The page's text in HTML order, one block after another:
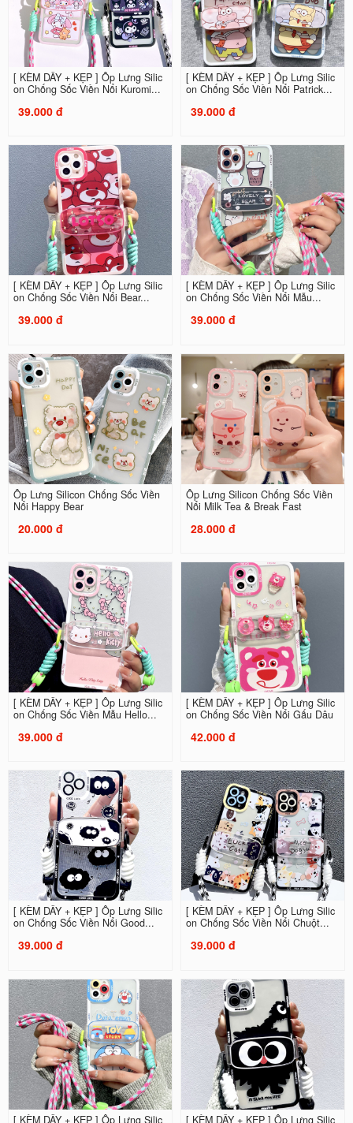
[ KÈM DÂY + KẸP ] Ốp Lưng Silic
on Chống Sốc Viền Nổi Kuromi...
39.000 đ
[ KÈM DÂY + KẸP ] Ốp Lưng Silic
on Chống Sốc Viền Nổi Patrick...
39.000 đ
[ KÈM DÂY + KẸP ] Ốp Lưng Silic
on Chống Sốc Viền Nổi Bear...
39.000 đ
[ KÈM DÂY + KẸP ] Ốp Lưng Silic
on Chống Sốc Viền Nổi Mẫu...
39.000 đ
Ốp Lưng Silicon Chống Sốc Viền
Nổi Happy Bear
20.000 đ
Ốp Lưng Silicon Chống Sốc Viền
Nổi Milk Tea & Break Fast
28.000 đ
[ KÈM DÂY + KẸP ] Ốp Lưng Silic
on Chống Sốc Viền Mẫu Hello...
39.000 đ
[ KÈM DÂY + KẸP ] Ốp Lưng Silic
on Chống Sốc Viền Nổi Gấu Dâu
42.000 đ
[ KÈM DÂY + KẸP ] Ốp Lưng Silic
on Chống Sốc Viền Nổi Good...
39.000 đ
[ KÈM DÂY + KẸP ] Ốp Lưng Silic
on Chống Sốc Viền Nổi Chuột...
39.000 đ
[ KÈM DÂY + KẸP ] Ốp Lưng Silic [ KÈM DÂY + KẸP ] Ốp Lưng Silic